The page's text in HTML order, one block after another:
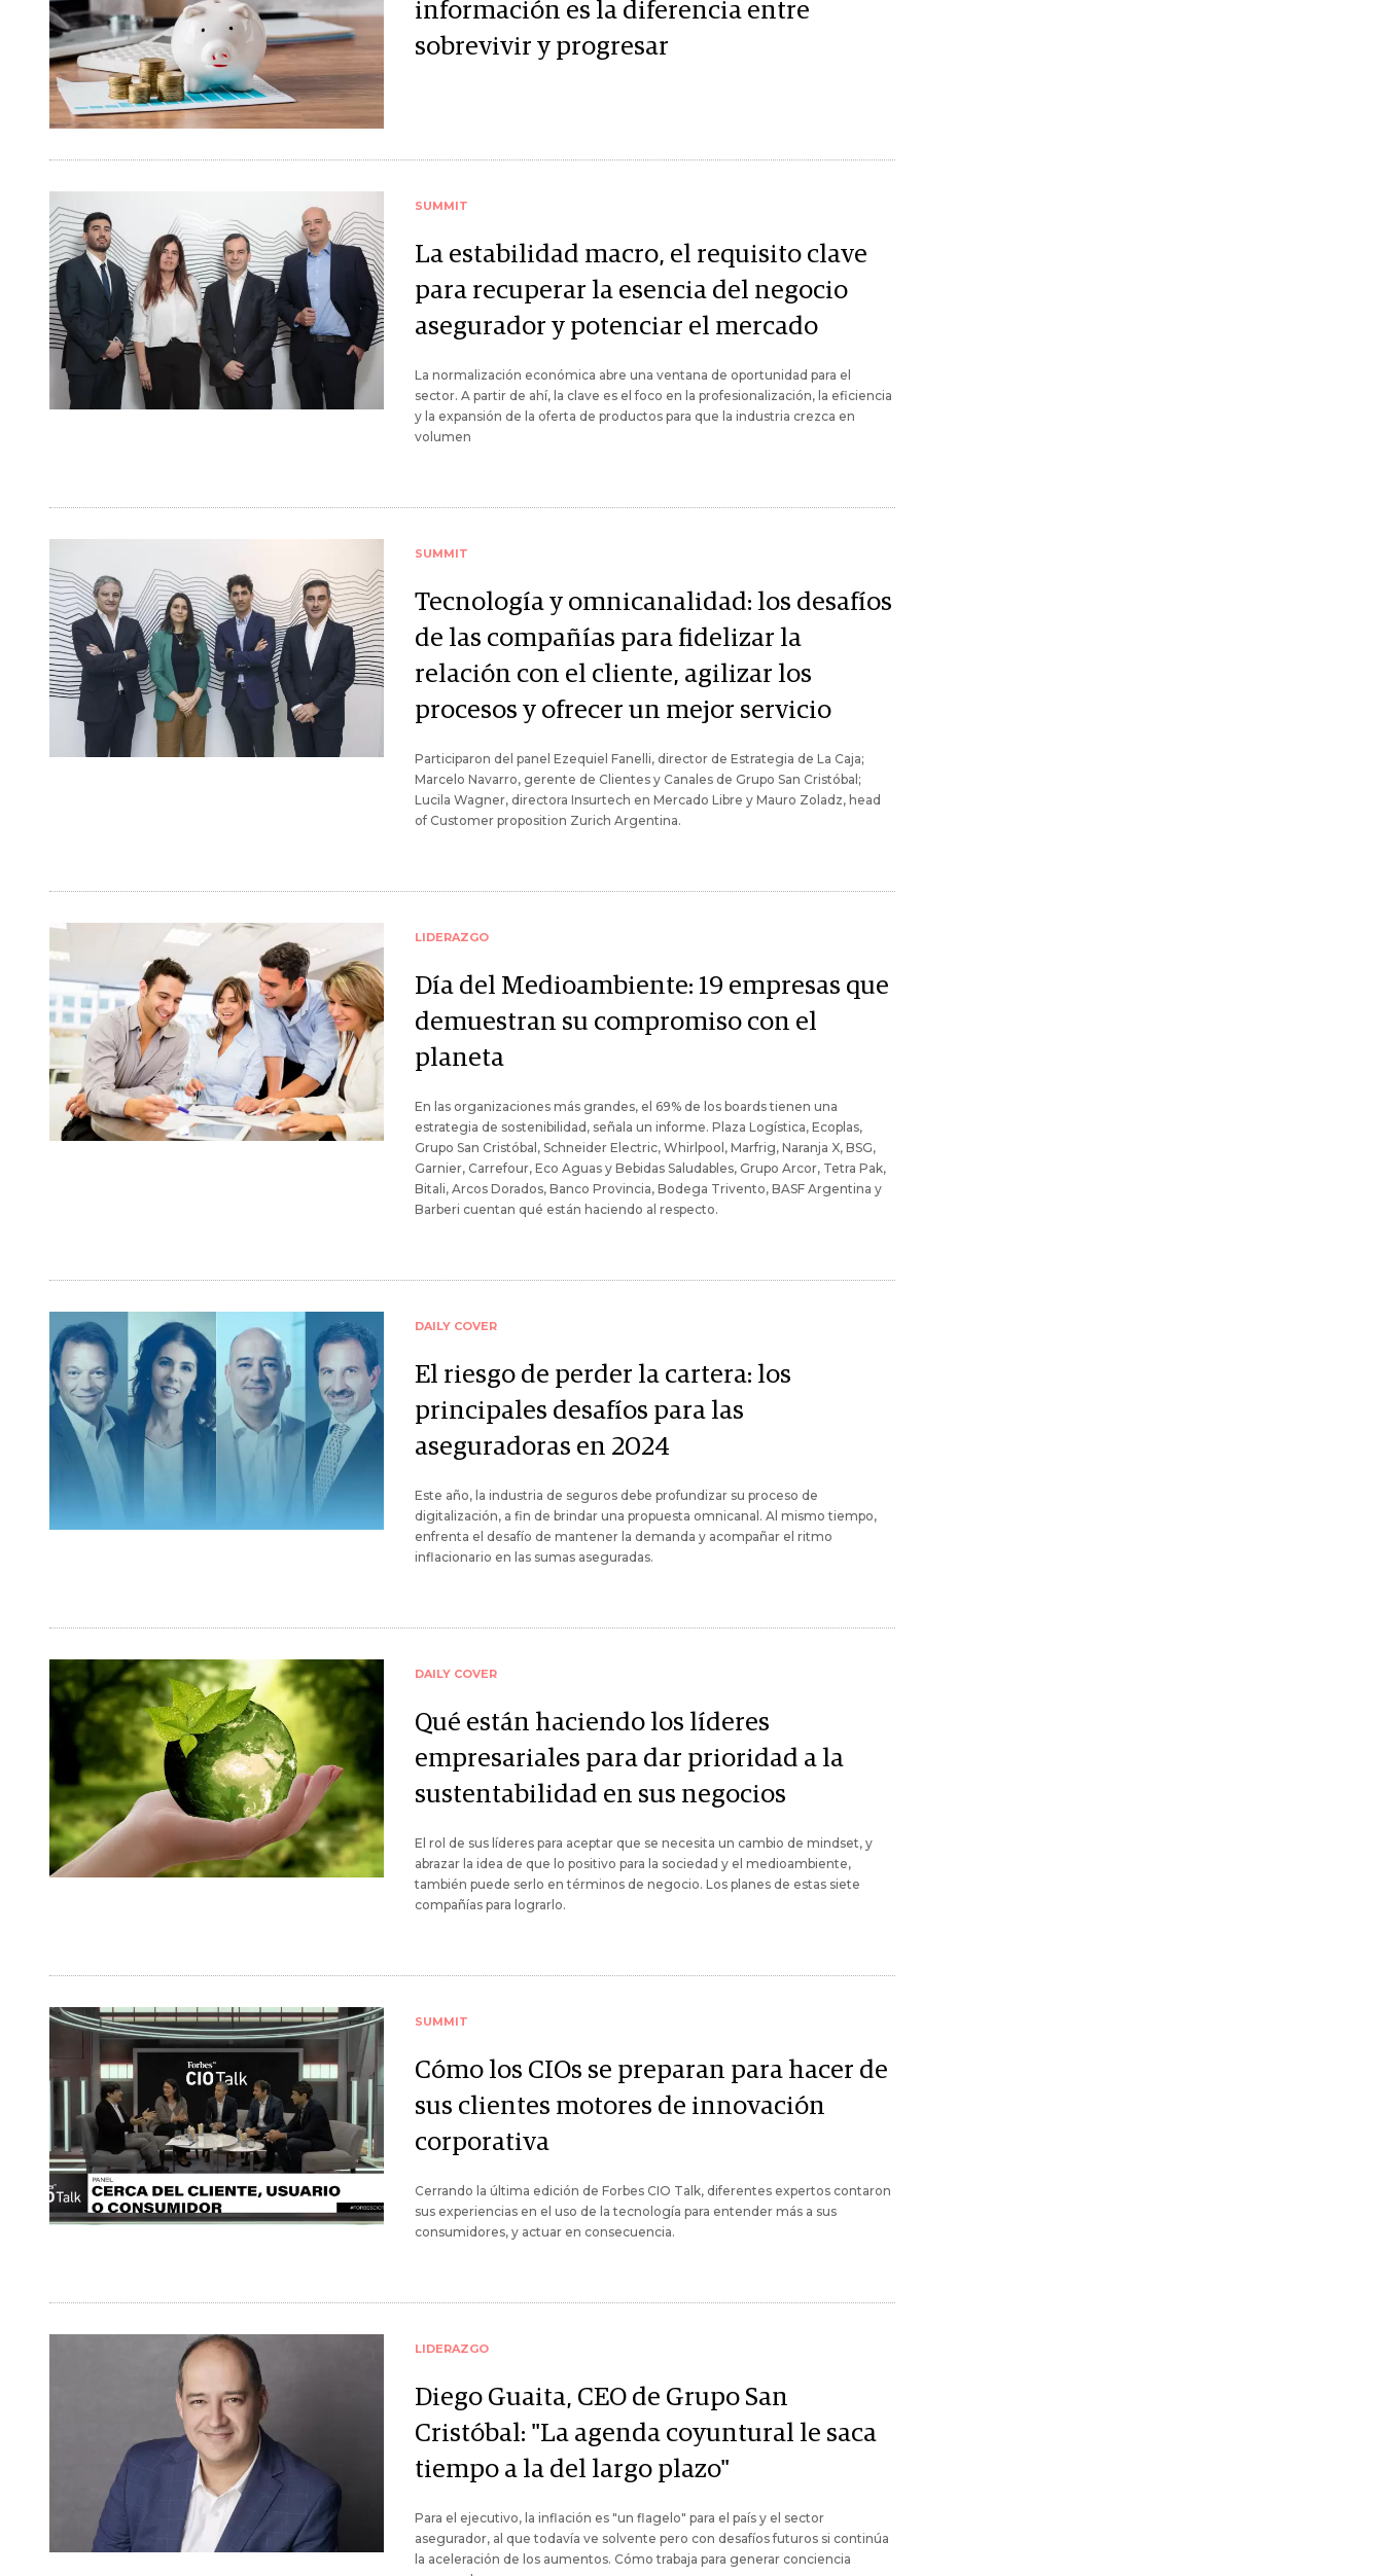
información es la diferencia entre
sobrevivir y progresar
SUMMIT
La estabilidad macro, el requisito clave
para recuperar la esencia del negocio
asegurador y potenciar el mercado
La normalización económica abre una ventana de oportunidad para el
sector. A partir de ahí, la clave es el foco en la profesionalización, la eficiencia
y la expansión de la oferta de productos para que la industria crezca en
volumen
SUMMIT
Tecnología y omnicanalidad: los desafíos
de las compañías para fidelizar la
relación con el cliente, agilizar los
procesos y ofrecer un mejor servicio
Participaron del panel Ezequiel Fanelli, director de Estrategia de La Caja;
Marcelo Navarro, gerente de Clientes y Canales de Grupo San Cristóbal;
Lucila Wagner, directora Insurtech en Mercado Libre y Mauro Zoladz, head
of Customer proposition Zurich Argentina.
LIDERAZGO
Día del Medioambiente: 19 empresas que
demuestran su compromiso con el
planeta
En las organizaciones más grandes, el 69% de los boards tienen una
estrategia de sostenibilidad, señala un informe. Plaza Logística, Ecoplas,
Grupo San Cristóbal, Schneider Electric, Whirlpool, Marfrig, Naranja X, BSG,
Garnier, Carrefour, Eco Aguas y Bebidas Saludables, Grupo Arcor, Tetra Pak,
Bitali, Arcos Dorados, Banco Provincia, Bodega Trivento, BASF Argentina y
Barberi cuentan qué están haciendo al respecto.
DAILY COVER
El riesgo de perder la cartera: los
principales desafíos para las
aseguradoras en 2024
Este año, la industria de seguros debe profundizar su proceso de
digitalización, a fin de brindar una propuesta omnicanal. Al mismo tiempo,
enfrenta el desafío de mantener la demanda y acompañar el ritmo
inflacionario en las sumas aseguradas.
DAILY COVER
Qué están haciendo los líderes
empresariales para dar prioridad a la
sustentabilidad en sus negocios
El rol de sus líderes para aceptar que se necesita un cambio de mindset, y
abrazar la idea de que lo positivo para la sociedad y el medioambiente,
también puede serlo en términos de negocio. Los planes de estas siete
compañías para lograrlo.
SUMMIT
Cómo los CIOs se preparan para hacer de
sus clientes motores de innovación
corporativa
Cerrando la última edición de Forbes CIO Talk, diferentes expertos contaron
sus experiencias en el uso de la tecnología para entender más a sus
consumidores, y actuar en consecuencia.
LIDERAZGO
Diego Guaita, CEO de Grupo San
Cristóbal: "La agenda coyuntural le saca
tiempo a la del largo plazo"
Para el ejecutivo, la inflación es "un flagelo" para el país y el sector
asegurador, al que todavía ve solvente pero con desafíos futuros si continúa
la aceleración de los aumentos. Cómo trabaja para generar conciencia